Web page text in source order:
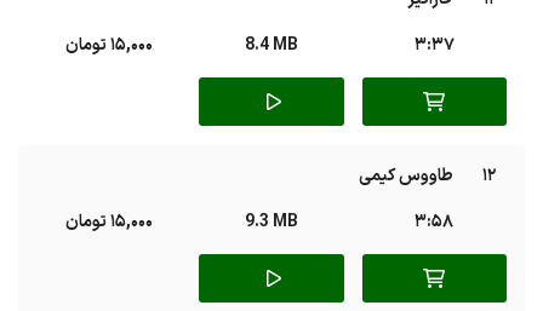
3:37
8.4 MB 15,000 تومان
12
طاووس کیمی
3:58
9.3 MB 15,000 تومان